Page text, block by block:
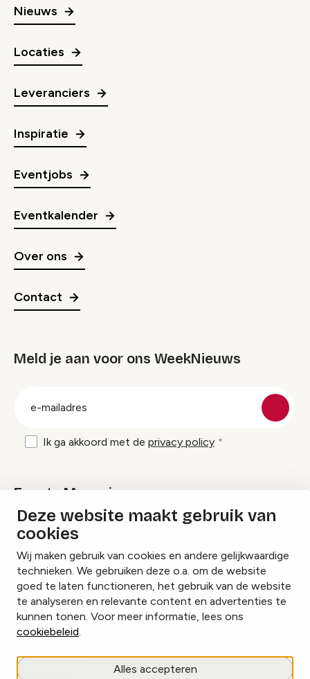
Deze website maakt gebruik van
cookies
Wij maken gebruik van cookies en andere gelijkwaardige
technieken. We gebruiken deze o.a. om de website
goed te laten functioneren, het gebruik van de website
te analyseren en relevante content en advertenties te
kunnen tonen. Voor meer informatie, lees ons
cookiebeleid.
Alles accepteren
Nieuws
Locaties
Leveranciers
Inspiratie
Eventjobs
Eventkalender
Over ons
Contact
Meld je aan voor ons WeekNieuws
Ik ga akkoord met de privacy policy
Events Magazine
Ik ontvang graag Events Magazine
InstagramFacebookLinkedIn
Cookies beheren